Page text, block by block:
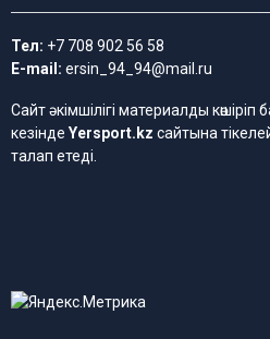
Тел: +7 708 902 56 58
E-mail: ersin_94_94@mail.ru
Сайт әкімшілігі материалды көшіріп
кезінде Yersport.kz сайтына
талап етеді.